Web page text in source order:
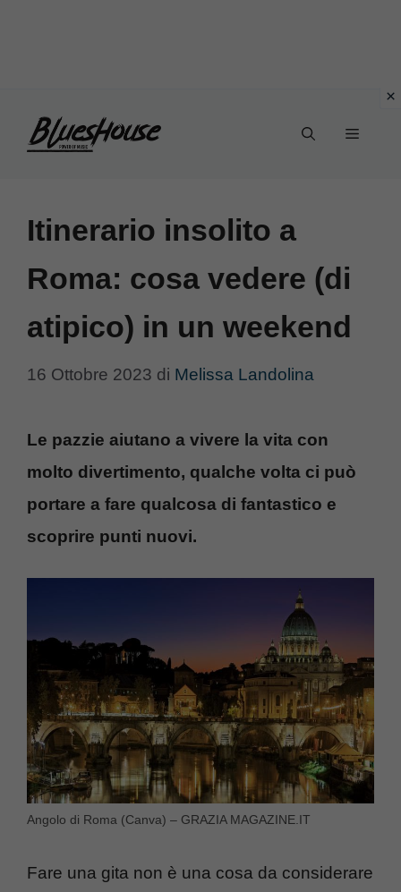
Menu
Itinerario insolito a
Roma: cosa vedere (di
atipico) in un weekend
16 Ottobre 2023 di Melissa Landolina
Le pazzie aiutano a vivere la vita con
molto divertimento, qualche volta ci può
portare a fare qualcosa di fantastico e
scoprire punti nuovi.
Angolo di Roma (Canva) – GRAZIA MAGAZINE.IT
Fare una gita non è una cosa da considerare